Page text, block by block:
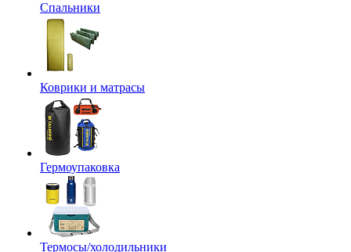
Спальники
Коврики и матрасы
Гермоупаковка
Термосы/холодильники